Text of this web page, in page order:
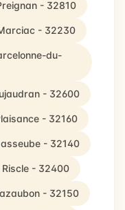
- 32810
- 32230
du-
- 32600
- 32160
- 32140
- 32400
- 32150